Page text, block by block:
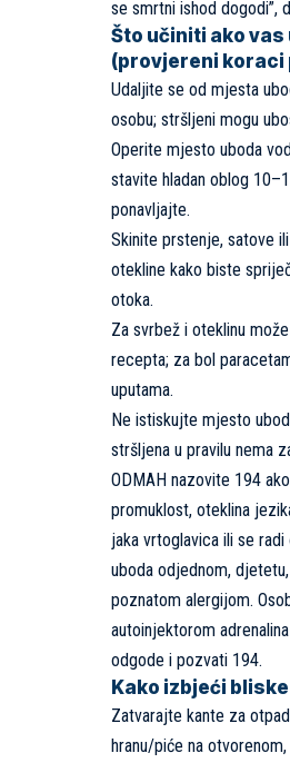
se smrtni ishod dogodi”,
Što učiniti ako
(provjereni koraci
Udaljite se od mjesta
osobu; stršljeni mogu
Operite mjesto uboda
stavite hladan oblog
ponavljajte.
Skinite prstenje, satove
otekline kako biste
otoka.
Za svrbež i oteklinu
recepta; za bol
uputama.
Ne istiskujte mjesto
stršljena u pravilu nema
ODMAH nazovite 194
promuklost, oteklina
jaka vrtoglavica ili se
uboda odjednom,
poznatom alergijom.
autoinjektorom
odgode i pozvati 194.
Kako izbjeći
Zatvarajte kante za
hranu/piće na